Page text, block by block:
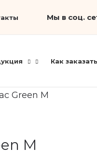
Мы в соц.
Как заказать
Green M
M